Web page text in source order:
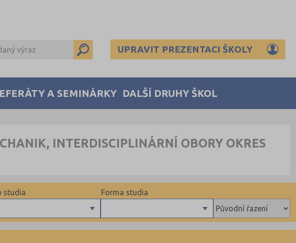
UPRAVIT PREZENTACI ŠKOLY
A SEMINÁRKY DALŠÍ DRUHY ŠKOL
INTERDISCIPLINÁRNÍ OBORY OKRES
Forma studia
studia